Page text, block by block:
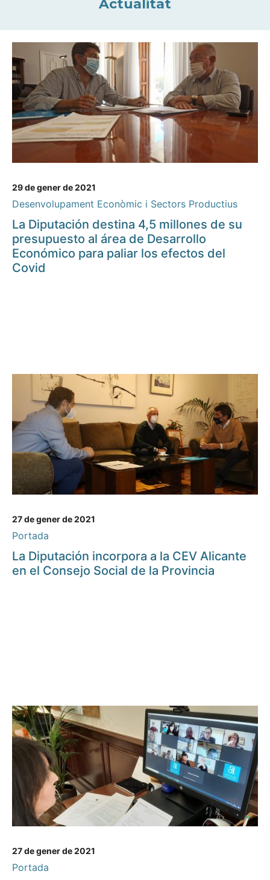
Actualitat
29 de gener de 2021
Desenvolupament Econòmic i Sectors Productius
La Diputación destina 4,5 millones de su
presupuesto al área de Desarrollo
Económico para paliar los efectos del
Covid
27 de gener de 2021
Portada
La Diputación incorpora a la CEV Alicante
en el Consejo Social de la Provincia
27 de gener de 2021
Portada